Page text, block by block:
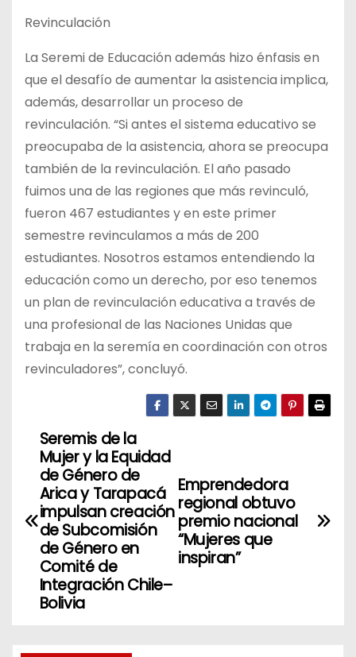
Revinculación
La Seremi de Educación además hizo énfasis en
que el desafío de aumentar la asistencia implica,
además, desarrollar un proceso de
revinculación. “Si antes el sistema educativo se
preocupaba de la asistencia, ahora se preocupa
también de la revinculación. El año pasado
fuimos una de las regiones que más revinculó,
fueron 467 estudiantes y en este primer
semestre revinculamos a más de 200
estudiantes. Nosotros estamos entendiendo la
educación como un derecho, por eso tenemos
un plan de revinculación educativa a través de
una profesional de las Naciones Unidas que
trabaja en la seremía en coordinación con otros
revinculadores”, concluyó.
N
v
c
Emprendedora
regional obtuvo
premio nacional
“Mujeres que
inspiran”
Seremis de la
Mujer y la Equidad
de Género de
Arica y Tarapacá
impulsan creación
de Subcomisión
de Género en
Comité de
Integración Chile–
Bolivia